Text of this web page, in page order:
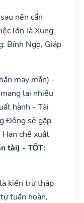
nên cẩn
lớn là Xung
Bính Ngọ, Giáp
may mắn) -
lại nhiều
hành - Tài
Đông sẽ gặp
chế xuất
tài) - TỐT:
kiến trừ thập
tuần hoàn,